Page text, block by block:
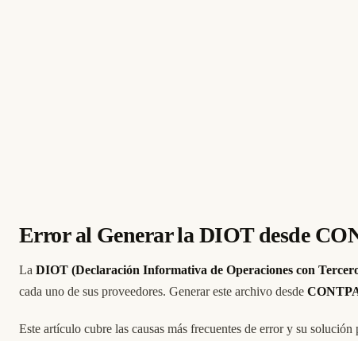
Error al Generar la DIOT desde
La DIOT (Declaración Informativa de Operaciones con
cada uno de sus proveedores. Generar este archivo desde
Este artículo cubre las causas más frecuentes de error y su solución